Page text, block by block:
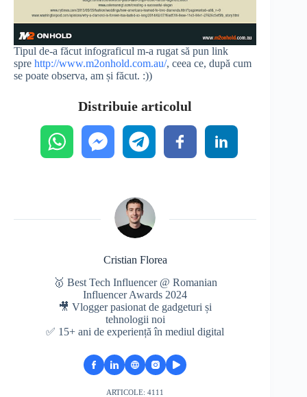
Tipul de-a făcut infograficul m-a rugat să pun link
spre http://www.m2onhold.com.au/, ceea ce, după cum
se poate observa, am și făcut. :))
Distribuie articolul
Cristian Florea
🥇 Best Tech Influencer @ Romanian
Influencer Awards 2024
🎥 Vlogger pasionat de gadgeturi și
tehnologii noi
✅ 15+ ani de experiență în mediul digital
ARTICOLE: 4111